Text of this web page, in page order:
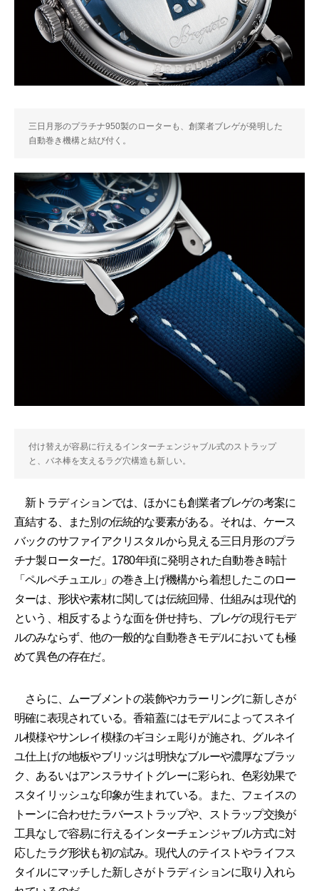
三日月形のプラチナ950製のローターも、創業者ブレゲが発明した
自動巻き機構と結び付く。
付け替えが容易に行えるインターチェンジャブル式のストラップ
と、バネ棒を支えるラグ穴構造も新しい。
新トラディションでは、ほかにも創業者ブレゲの考案に
直結する、また別の伝統的な要素がある。それは、ケース
バックのサファイアクリスタルから見える三日月形のプラ
チナ製ローターだ。1780年頃に発明された自動巻き時計
「ペルペチュエル」の巻き上げ機構から着想したこのロー
ターは、形状や素材に関しては伝統回帰、仕組みは現代的
という、相反するような面を併せ持ち、ブレゲの現行モデ
ルのみならず、他の一般的な自動巻きモデルにおいても極
めて異色の存在だ。
さらに、ムーブメントの装飾やカラーリングに新しさが
明確に表現されている。香箱蓋にはモデルによってスネイ
ル模様やサンレイ模様のギヨシェ彫りが施され、グルネイ
ユ仕上げの地板やブリッジは明快なブルーや濃厚なブラッ
ク、あるいはアンスラサイトグレーに彩られ、色彩効果で
スタイリッシュな印象が生まれている。また、フェイスの
トーンに合わせたラバーストラップや、ストラップ交換が
工具なしで容易に行えるインターチェンジャブル方式に対
応したラグ形状も初の試み。現代人のテイストやライフス
タイルにマッチした新しさがトラディションに取り入れら